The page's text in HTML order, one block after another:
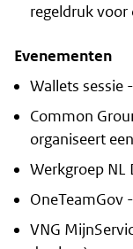
regeldruk
Evenementen
Wallets sessie
Common
organiseert
Werkgroep NL
OneTeamGov
VNG